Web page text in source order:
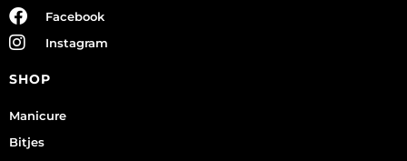
Facebook
Instagram
SHOP
Manicure
Bitjes